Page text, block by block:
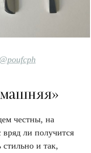
@poufcph
честны, на
вряд ли получится
стильно и так,